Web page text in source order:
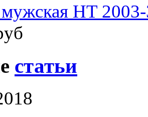
HT
статьи